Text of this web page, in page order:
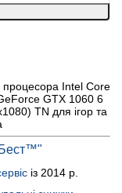
процесора Intel Core
GTX 1060 6
TN для ігор та
із 2014 р.